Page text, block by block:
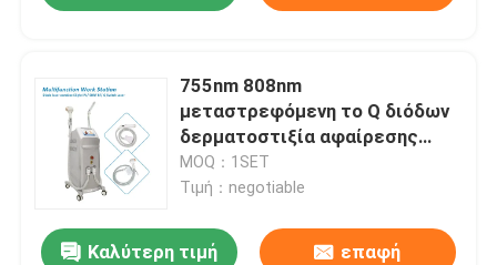
755nm 808nm
μεταστρεφόμενη το Q διόδων
δερματοστιξία αφαίρεσης
τρίχας λέιζερ μόνιμη μόνιμη
MOQ：1SET
Τιμή：negotiable
Καλύτερη τιμή επαφή